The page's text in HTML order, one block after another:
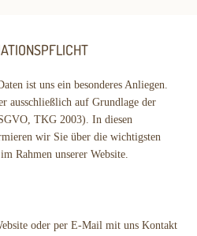
ist uns ein besonderes Anliegen.
ausschließlich auf Grundlage der
TKG 2003). In diesen
wir Sie über die wichtigsten
Rahmen unserer Website.
oder per E-Mail mit uns Kontakt